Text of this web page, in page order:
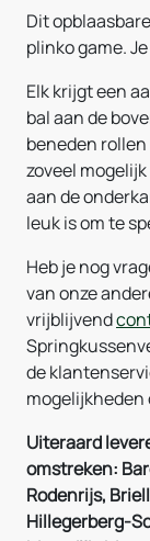
Dit
plinko game.
Elk krijgt een
bal aan de
beneden rollen
zoveel
aan de
leuk is om te
Heb je nog
van onze
vrijblijvend
de
mogelijkheden
Uiteraard
omstreken:
Rodenrijs,
Hillegerberg-